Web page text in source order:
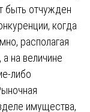
быть отчужден
когда
располагая
на величине
либо
имущества,